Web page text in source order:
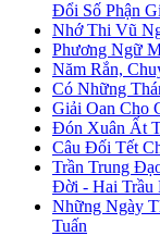
Đổi Số Phận
Nhớ Thi Vũ
Phương Ngữ
Năm Rắn,
Có Những
Giải Oan Cho
Đón Xuân Ất
Câu Đối Tết
Trần Trung
Đời - Hai Trầu
Những Ngày
Tuấn